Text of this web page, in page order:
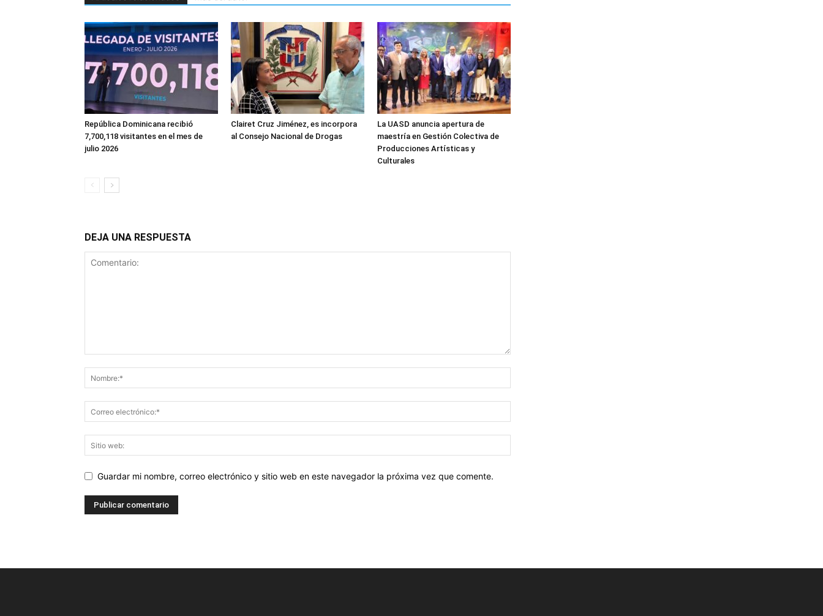
República Dominicana recibió
7,700,118 visitantes en el mes de
julio 2026
Clairet Cruz Jiménez, es incorpora
al Consejo Nacional de Drogas
La UASD anuncia apertura de
maestría en Gestión Colectiva de
Producciones Artísticas y
Culturales
DEJA UNA RESPUESTA
Guardar mi nombre, correo electrónico y sitio web en este navegador la próxima vez que comente.